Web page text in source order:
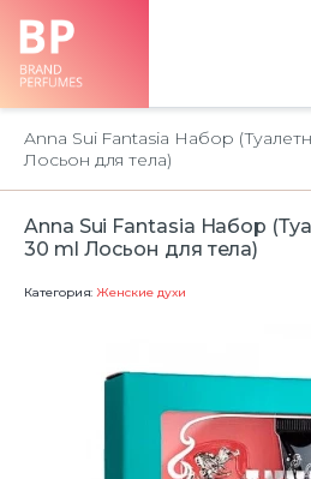
Anna Sui Fantasia Набор
Лосьон для тела)
Anna Sui Fantasia Набор
30 ml Лосьон для тела)
Категория: Женские духи